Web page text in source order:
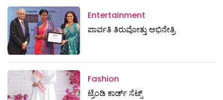
Entertainment
ಪಾರ್ವತಿ ತಿರುವೋತ್ತು ಅಭಿನೇತ್ರಿ
Fashion
ಟ್ರೆಂಡಿ ಕಾರ್ಡ್‌ ಸೆಟ್ಸ್